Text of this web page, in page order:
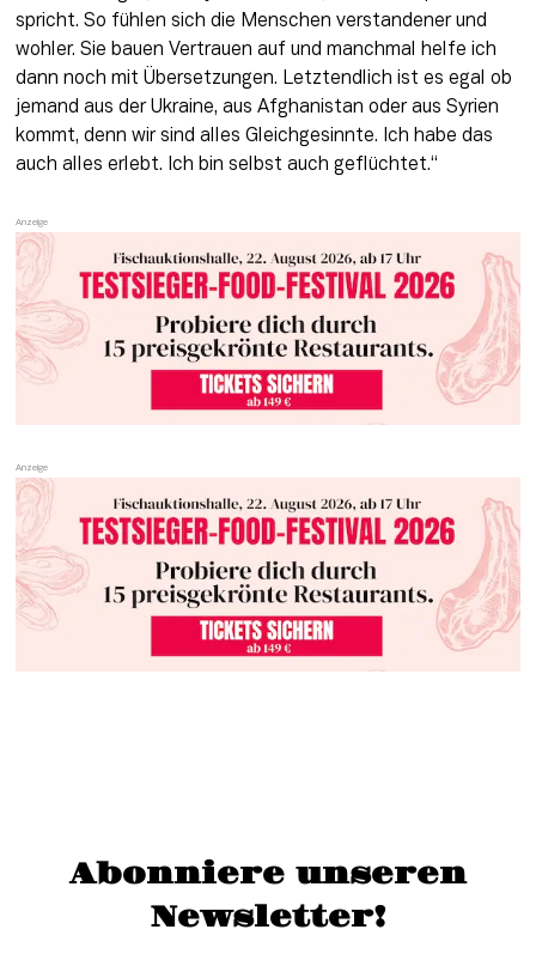
spricht. So fühlen sich die Menschen verstandener und
wohler. Sie bauen Vertrauen auf und manchmal helfe ich
dann noch mit Übersetzungen. Letztendlich ist es egal ob
jemand aus der Ukraine, aus Afghanistan oder aus Syrien
kommt, denn wir sind alles Gleichgesinnte. Ich habe das
auch alles erlebt. Ich bin selbst auch geflüchtet.“
Abonniere unseren
Newsletter!